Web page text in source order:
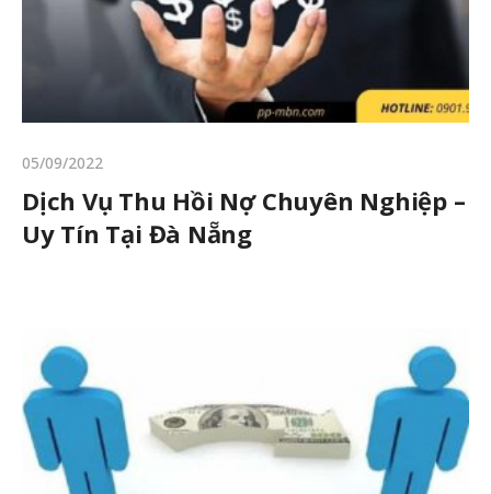
05/09/2022
Dịch Vụ Thu Hồi Nợ Chuyên Nghiệp –
Uy Tín Tại Đà Nẵng